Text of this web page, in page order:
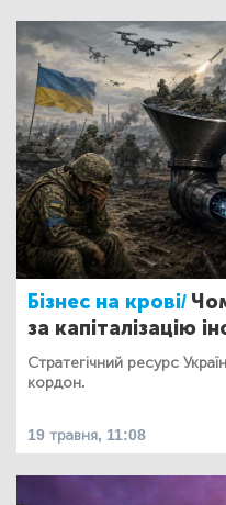
Бізнес на крові/
за капіталізацію
Стратегічний ресурс
кордон.
19 травня, 11:08